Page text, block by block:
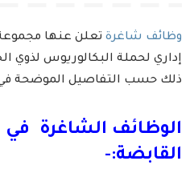
وظائف شاغرة تعلن عنها
إداري لحملة البكالوريوس لذوي
ذلك حسب التفاصيل الموضحة
الوظائف الشاغرة
القابضة:-